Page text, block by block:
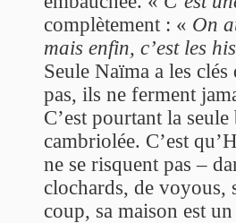
complètement : « On
mais enfin, c’est les
Seule Naïma a les
pas, ils ne ferment
C’est pourtant la
cambriolée. C’est
ne se risquent pas –
clochards, de voyous,
coup, sa maison est